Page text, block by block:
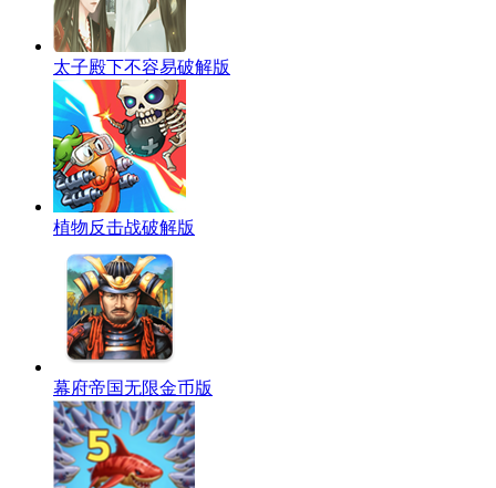
太子殿下不容易破解版
植物反击战破解版
幕府帝国无限金币版